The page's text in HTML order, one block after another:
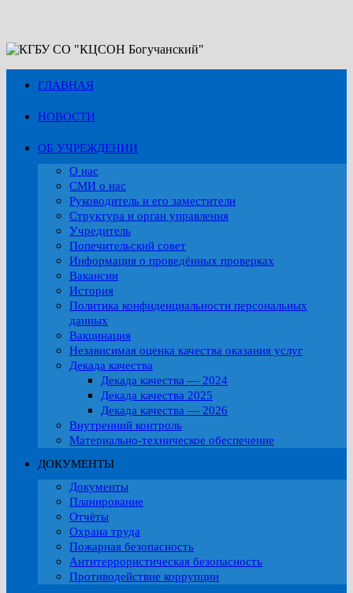
Перейти
к
содержимому
ГЛАВНАЯ
НОВОСТИ
ОБ УЧРЕЖДЕНИИ
О нас
СМИ о нас
Руководитель и его заместители
Структура и орган управления
Учредитель
Попечительский совет
Информация о проведённых проверках
Вакансии
История
Политика конфиденциальности персональных
данных
Вакцинация
Независимая оценка качества оказания услуг
Декада качества
Декада качества — 2024
Декада качества 2025
Декада качества — 2026
Внутренний контроль
Материально-техническое обеспечение
ДОКУМЕНТЫ
Документы
Планирование
Отчёты
Охрана труда
Пожарная безопасность
Антитеррористическая безопасность
Противодействие коррупции